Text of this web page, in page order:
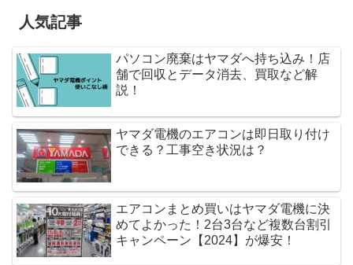
人気記事
パソコン廃棄はヤマダへ持ち込み！店
舗で回収とデータ消去、買取など解
説！
ヤマダ電機のエアコンは即日取り付け
できる？工事空き状況は？
エアコンまとめ買いはヤマダ電機に決
めてよかった！2台3台など複数台割引
キャンペーン【2024】が爆安！